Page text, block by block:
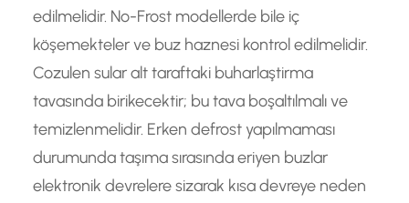
edilmelidir. No-Frost modellerde bile iç
köşemekteler ve buz haznesi kontrol edilmelidir.
Cozulen sular alt taraftaki buharlaştirma
tavasında birikecektir; bu tava boşaltılmalı ve
temizlenmelidir. Erken defrost yapılmaması
durumunda taşıma sırasında eriyen buzlar
elektronik devrelere sizarak kısa devreye neden